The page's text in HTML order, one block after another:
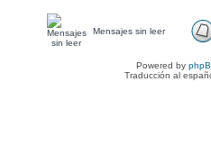
Mensajes sin leer
Powered by
Traducción al